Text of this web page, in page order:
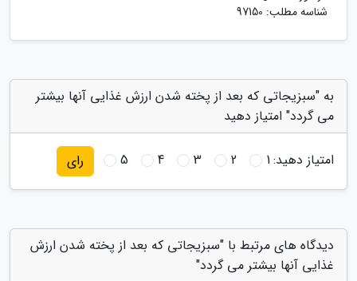
شناسه مطلب: 97150
به "سبزیجاتی که بعد از پخته شدن ارزش غذایی آنها بیشتر
می گردد" امتیاز دهید
امتیاز دهید:1
2
3
4
5 رای
دیدگاه های مرتبط با "سبزیجاتی که بعد از پخته شدن ارزش
غذایی آنها بیشتر می گردد"